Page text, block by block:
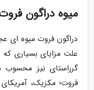
میوه دراگون
دراگون فروت میوه
علت مزایای بسیاری که
گرراستای نیز
فروت؛ مکزیک،